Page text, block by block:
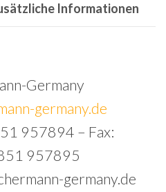
Informationen
Germany
germany.de
957894 – Fax:
957895
germany.de